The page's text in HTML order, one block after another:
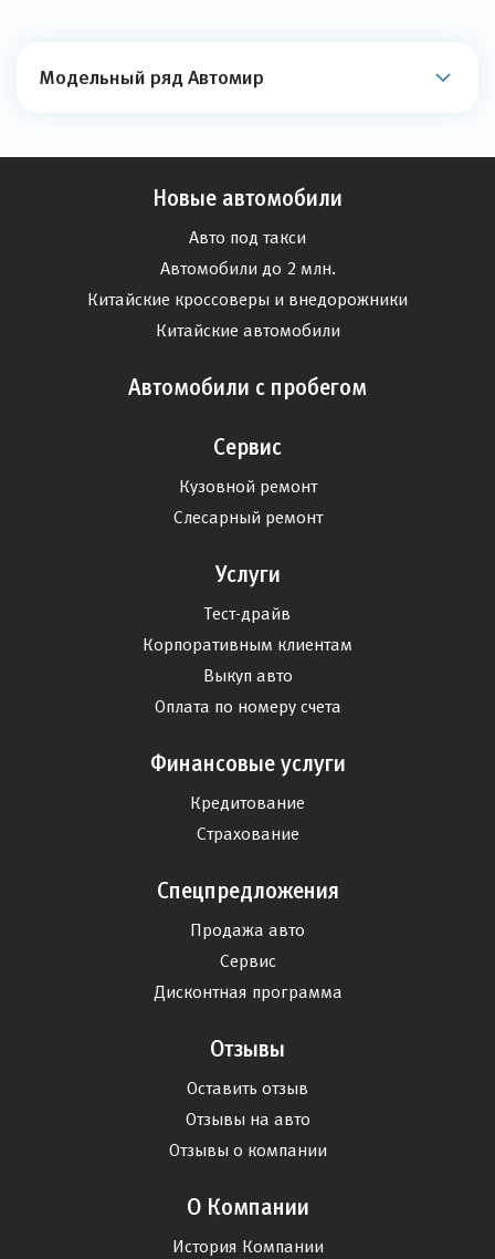
Модельный ряд Автомир
Новые автомобили
Авто под такси
Автомобили до 2 млн.
Китайские кроссоверы и внедорожники
Китайские автомобили
Автомобили с пробегом
Сервис
Кузовной ремонт
Слесарный ремонт
Услуги
Тест-драйв
Корпоративным клиентам
Выкуп авто
Оплата по номеру счета
Финансовые услуги
Кредитование
Страхование
Спецпредложения
Продажа авто
Сервис
Дисконтная программа
Отзывы
Оставить отзыв
Отзывы на авто
Отзывы о компании
О Компании
История Компании